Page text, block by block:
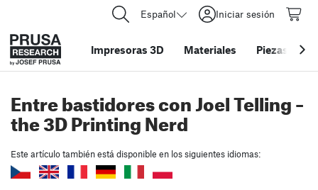
Español Iniciar sesión
Impresoras 3D Materiales Piezas y
Entre bastidores con Joel Telling –
the 3D Printing Nerd
Este artículo también está disponible en los siguientes idiomas: